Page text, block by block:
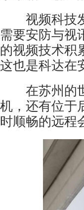
视频科技发
需要安防与视
的视频技术积
这也是科达在
在苏州的世
机，还有位于
时顺畅的远程